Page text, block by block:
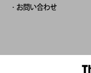
お問い合わせ